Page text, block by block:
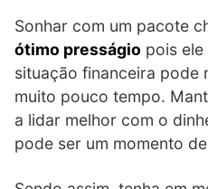
Sonhar com um pacote
ótimo presságio pois ele
situação financeira pode
muito pouco tempo.
a lidar melhor com o
pode ser um momento